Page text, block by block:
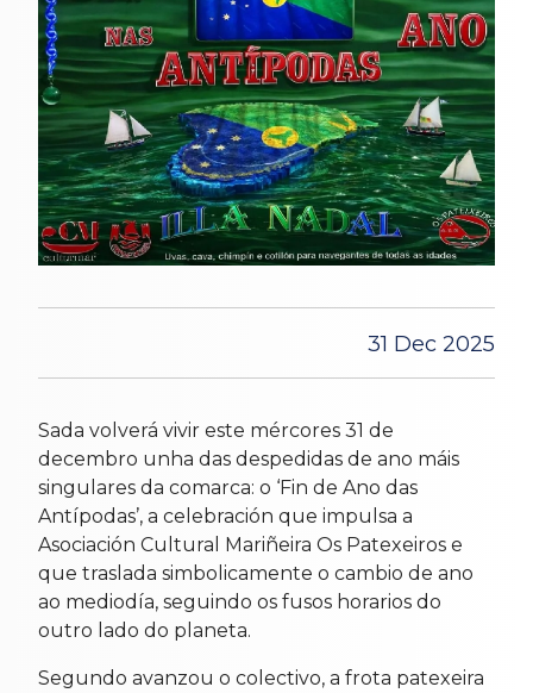
31 Dec 2025
Sada volverá vivir este mércores 31 de
decembro unha das despedidas de ano máis
singulares da comarca: o ‘Fin de Ano das
Antípodas’, a celebración que impulsa a
Asociación Cultural Mariñeira Os Patexeiros e
que traslada simbolicamente o cambio de ano
ao mediodía, seguindo os fusos horarios do
outro lado do planeta.
Segundo avanzou o colectivo, a frota patexeira